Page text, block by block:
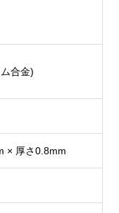
合金)
× 厚さ0.8mm